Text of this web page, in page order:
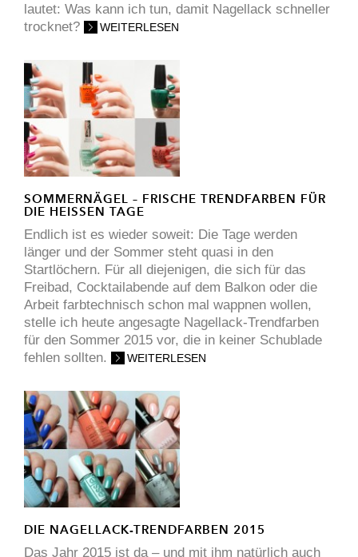
lautet: Was kann ich tun, damit Nagellack schneller
trocknet?
WEITERLESEN
SOMMERNÄGEL – FRISCHE TRENDFARBEN FÜR
DIE HEISSEN TAGE
Endlich ist es wieder soweit: Die Tage werden
länger und der Sommer steht quasi in den
Startlöchern. Für all diejenigen, die sich für das
Freibad, Cocktailabende auf dem Balkon oder die
Arbeit farbtechnisch schon mal wappnen wollen,
stelle ich heute angesagte Nagellack-Trendfarben
für den Sommer 2015 vor, die in keiner Schublade
fehlen sollten.
WEITERLESEN
DIE NAGELLACK-TRENDFARBEN 2015
Das Jahr 2015 ist da – und mit ihm natürlich auch